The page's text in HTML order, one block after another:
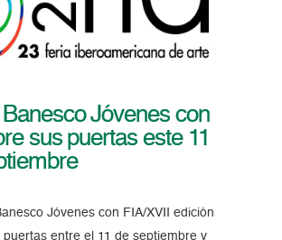
Jóvenes con
sus puertas este 11
Jóvenes con FIA/XVII edición
puertas entre el 11 de septiembre y